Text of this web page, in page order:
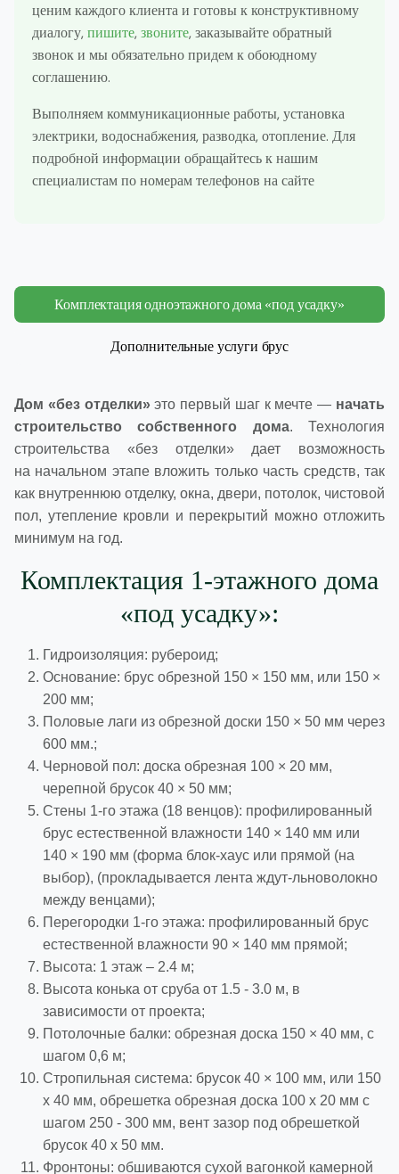
ценим каждого клиента и готовы к конструктивному
диалогу,пишите,звоните, заказывайте обратный
звонок и мы обязательно придем к обоюдному
соглашению.
Выполняем коммуникационные работы, установка
электрики, водоснабжения, разводка, отопление. Для
подробной информации обращайтесь к нашим
специалистам по номерам телефонов на сайте
Комплектация одноэтажного дома «под усадку»
Дополнительные услуги брус
Дом «без отделки»это первый шаг к мечте — начать
строительство собственного дома. Технология
строительства «без отделки» дает возможность
на начальном этапе вложить только часть средств, так
как внутреннюю отделку, окна, двери, потолок, чистовой
пол, утепление кровли и перекрытий можно отложить
минимум на год.
Комплектация 1-этажного дома
«под усадку»:
Гидроизоляция: рубероид;
Основание: брус обрезной 150 × 150 мм, или 150 ×
200 мм;
Половые лаги из обрезной доски 150 × 50 мм через
600 мм.;
Черновой пол: доска обрезная 100 × 20 мм,
черепной брусок 40 × 50 мм;
Стены 1-го этажа (18 венцов): профилированный
брус естественной влажности 140 × 140 мм или
140 × 190 мм (форма блок-хаус или прямой (на
выбор), (прокладывается лента ждут-льноволокно
между венцами);
Перегородки 1-го этажа: профилированный брус
естественной влажности 90 × 140 мм прямой;
Высота: 1 этаж – 2.4 м;
Высота конька от сруба от 1.5 - 3.0 м, в
зависимости от проекта;
Потолочные балки: обрезная доска 150 × 40 мм, с
шагом 0,6 м;
Стропильная система: брусок 40 × 100 мм, или 150
х 40 мм, обрешетка обрезная доска 100 х 20 мм с
шагом 250 - 300 мм, вент зазор под обрешеткой
брусок 40 х 50 мм.
Фронтоны: обшиваются сухой вагонкой камерной